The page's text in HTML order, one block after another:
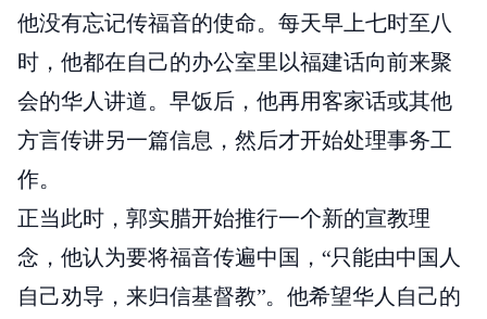
他没有忘记传福音的使命。每天早上七时至八
时，他都在自己的办公室里以福建话向前来聚
会的华人讲道。早饭后，他再用客家话或其他
方言传讲另一篇信息，然后才开始处理事务工
作。
正当此时，郭实腊开始推行一个新的宣教理
念，他认为要将福音传遍中国，“只能由中国人
自己劝导，来归信基督教”。他希望华人自己的